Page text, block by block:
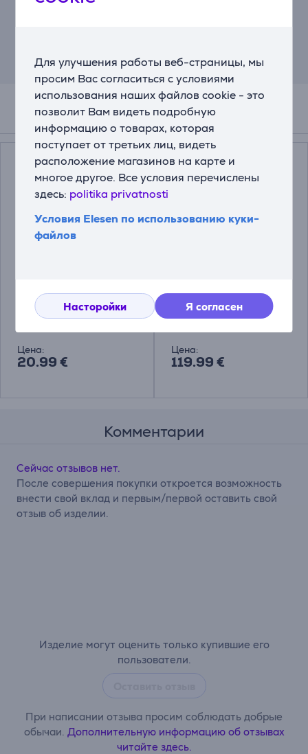
Для улучшения работы веб-страницы, мы
просим Вас согласиться с условиями
использования наших файлов cookie - это
позволит Вам видеть подробную
информацию о товарах, которая
поступает от третьих лиц, видеть
расположение магазинов на карте и
многое другое. Все условия перечислены
здесь: politika privatnosti
Условия Elesen по использованию куки-
файлов
Насторойки Я согласен
сумма выплаты – 710,09 евро,
ежемесячный платёж – 29,59 евро.
Смотреть дополнительно
фильтр
Цена:
20.99 €
- Угольный фильтр
Цена:
119.99 €
Комментарии
Изделие могут оценить только купившие его
пользователи.
При написании отзыва просим соблюдать добрые
обычаи. Дополнительную информацию об отзывах
читайте здесь.
Сейчас отзывов нет.
После совершения покупки откроется возможность
внести свой вклад и первым/первой оставить свой
отзыв об изделии.